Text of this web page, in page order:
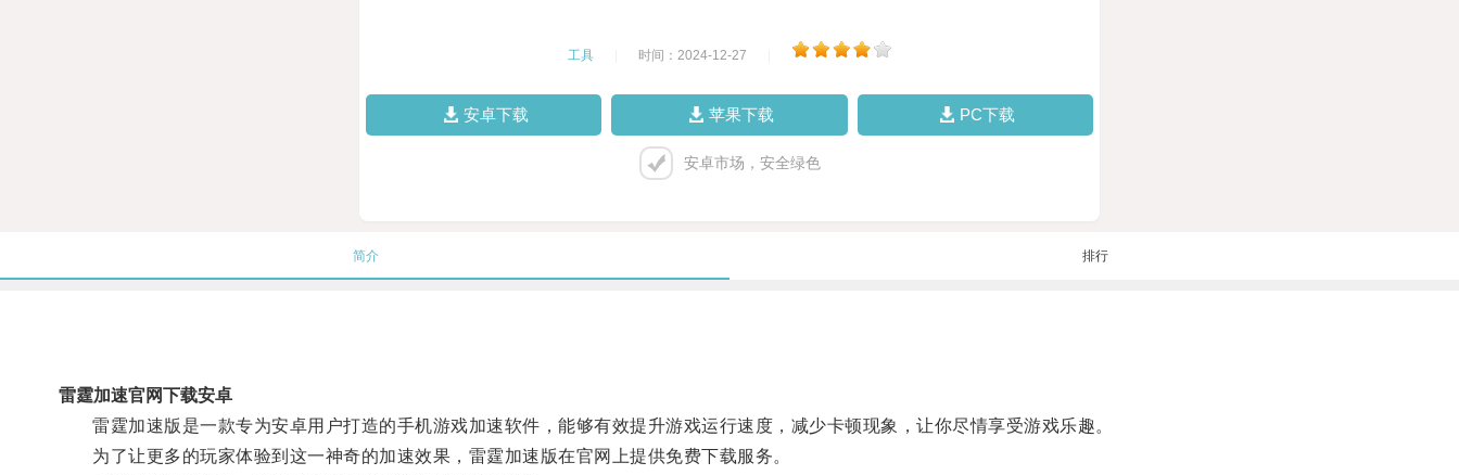
工具 时间：2024-12-27
安卓下载 苹果下载 PC下载
安卓市场，安全绿色
简介 排行
雷霆加速官网下载安卓
雷霆加速版是一款专为安卓用户打造的手机游戏加速软件，能够有效提升游戏运行速度，减少卡顿现象，让你尽情享受游戏乐趣。
为了让更多的玩家体验到这一神奇的加速效果，雷霆加速版在官网上提供免费下载服务。